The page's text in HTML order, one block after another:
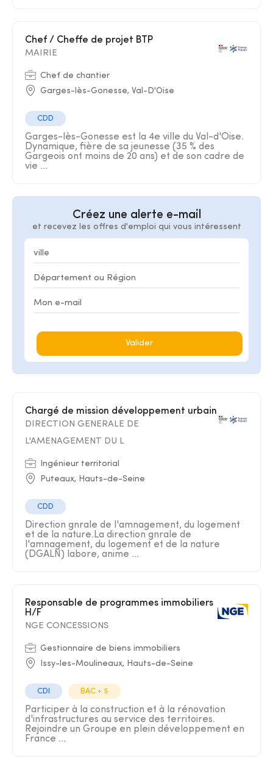
Chef / Cheffe de projet BTP
MAIRIE
Chef de chantier
Garges-lès-Gonesse, Val-D'Oise
CDD
Garges-lès-Gonesse est la 4e ville du Val-d'Oise.
Dynamique, fière de sa jeunesse (35 % des
Gargeois ont moins de 20 ans) et de son cadre de
vie ...
Créez une alerte e-mail
et recevez les offres d'emploi qui vous intéressent
Valider
Chargé de mission développement urbain
DIRECTION GENERALE DE
L'AMENAGEMENT DU L
Ingénieur territorial
Puteaux, Hauts-de-Seine
CDD
Direction gnrale de l'amnagement, du logement
et de la nature.La direction gnrale de
l'amnagement, du logement et de la nature
(DGALN) labore, anime ...
Responsable de programmes immobiliers
H/F
NGE CONCESSIONS
Gestionnaire de biens immobiliers
Issy-les-Moulineaux, Hauts-de-Seine
CDI BAC + 5
Participer à la construction et à la rénovation
d'infrastructures au service des territoires.
Rejoindre un Groupe en plein développement en
France ...